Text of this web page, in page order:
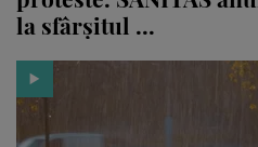
la sfârșitul ...